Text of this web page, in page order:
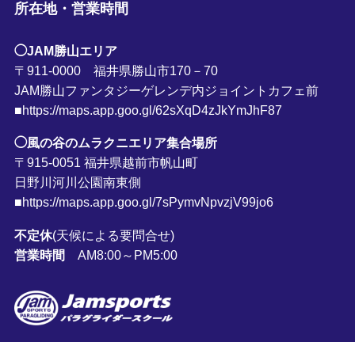
所在地・営業時間
◯JAM勝山エリア
〒911-0000 福井県勝山市170－70
JAM勝山ファンタジーゲレンデ内ジョイントカフェ前
■https://maps.app.goo.gl/62sXqD4zJkYmJhF87
◯風の谷のムラクニエリア集合場所
〒915-0051 福井県越前市帆山町
日野川河川公園南東側
■https://maps.app.goo.gl/7sPymvNpvzjV99jo6
不定休(天候による要問合せ)
営業時間
AM8:00～PM5:00